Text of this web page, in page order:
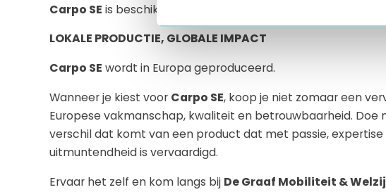
Carpo SE is beschikbaar in een versie van 15 km/u.
LOKALE PRODUCTIE, GLOBALE IMPACT
Carpo SE wordt in Europa geproduceerd.
Wanneer je kiest voor Carpo SE, koop je niet zomaar een
Europese vakmanschap, kwaliteit en betrouwbaarheid. Doe
verschil dat komt van een product dat met passie,
uitmuntendheid is vervaardigd.
Ervaar het zelf en kom langs bij De Graaf Mobiliteit &